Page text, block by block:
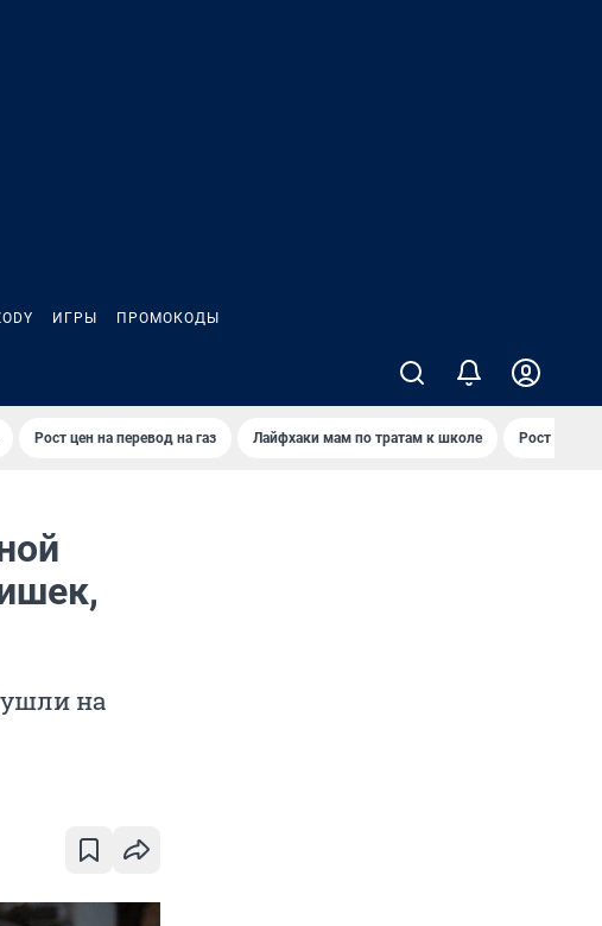
ИГРЫ ПРОМОКОДЫ
Рост цен на перевод на газ Лайфхаки мам по тратам к школе Рост цен на
ушли на